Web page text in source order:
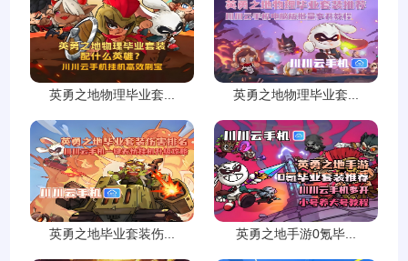
英勇之地物理毕业套... 英勇之地物理毕业套...
英勇之地毕业套装伤... 英勇之地手游0氪毕...